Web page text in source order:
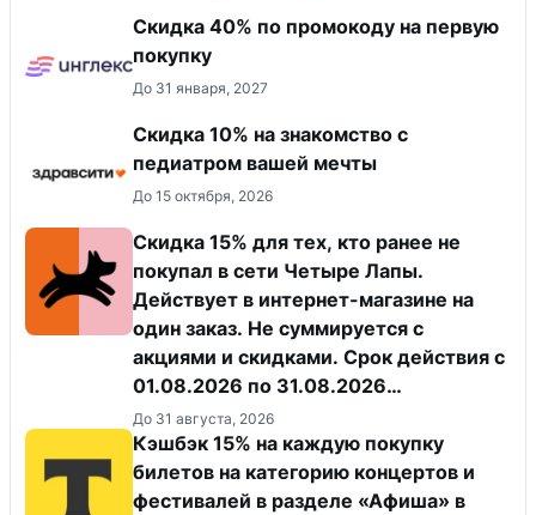
Скидка 40% по промокоду на первую
покупку
До 31 января, 2027
Скидка 10% на знакомство с
педиатром вашей мечты
До 15 октября, 2026
Скидка 15% для тех, кто ранее не
покупал в сети Четыре Лапы.
Действует в интернет-магазине на
один заказ. Не суммируется с
акциями и скидками. Срок действия с
01.08.2026 по 31.08.2026
(включительно).
До 31 августа, 2026
Кэшбэк 15% на каждую покупку
билетов на категорию концертов и
фестивалей в разделе «Афиша» в